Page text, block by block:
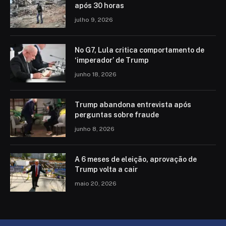
após 30 horas
julho 9, 2026
No G7, Lula critica comportamento de
‘imperador’ de Trump
junho 18, 2026
Trump abandona entrevista após
perguntas sobre fraude
junho 8, 2026
A 6 meses de eleição, aprovação de
Trump volta a cair
maio 20, 2026